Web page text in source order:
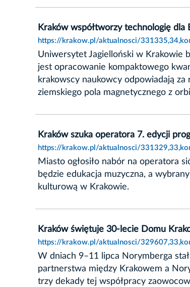
Kraków współtworzy technologię dla
https://krakow.pl/aktualnosci/
Uniwersytet Jagielloński w Krakowie
jest opracowanie kompaktowego
krakowscy naukowcy odpowiadają
ziemskiego pola magnetycznego z
Kraków szuka operatora 7. edycji
https://krakow.pl/aktualnosci/
Miasto ogłosiło nabór na operatora
będzie edukacja muzyczna, a
kulturową w Krakowie.
Kraków świętuje 30-lecie Domu
https://krakow.pl/aktualnosci/
W dniach 9–11 lipca Norymberga
partnerstwa między Krakowem a
trzy dekady tej współpracy